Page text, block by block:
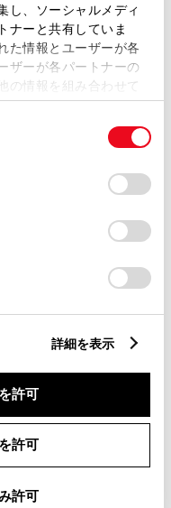
し、ソーシャルメディ
ナーと共有していま
た情報とユーザーが各
ザーが各パートナーの
の情報を組み合わせて
イトの使用を続行する
保存されることに同
キー)のオプトアウト、
あたっては、当社の
について
」をご覧くだ
詳細を表示
許可
許可
許可
住所自動入力